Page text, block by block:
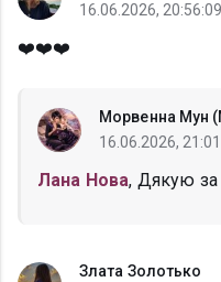
16.06.2026, 20:56:09
❤️❤️❤️
Морвенна Мун
16.06.2026,
Лана Нова, Дякую
Злата Золотько